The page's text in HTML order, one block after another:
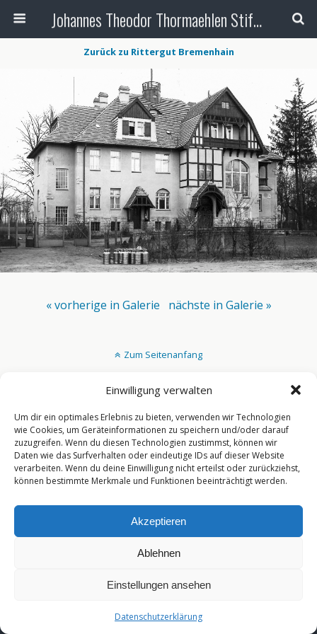
Einwilligung verwalten
Um dir ein optimales Erlebnis zu bieten, verwenden wir Technologien
wie Cookies, um Geräteinformationen zu speichern und/oder darauf
zuzugreifen. Wenn du diesen Technologien zustimmst, können wir
Daten wie das Surfverhalten oder eindeutige IDs auf dieser Website
verarbeiten. Wenn du deine Einwilligung nicht erteilst oder zurückziehst,
können bestimmte Merkmale und Funktionen beeinträchtigt werden.
Akzeptieren
Ablehnen
Einstellungen ansehen
Datenschutzerklärung
Johannes Theodor Thormaehlen Stiftung
Zurück zu Rittergut Bremenhain
« vorherige in Galerie nächste in Galerie »
Zum Seitenanfang
Mobil Desktop
[year]